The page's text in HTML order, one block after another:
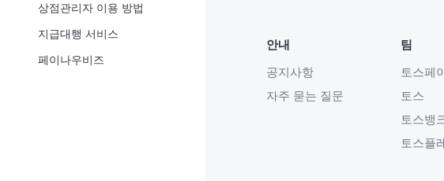
상점관리자 이용 방법
지급대행 서비스
페이나우비즈
안내
공지사항
자주 묻는 질문
팀
토스페
토스
토스뱅
토스플